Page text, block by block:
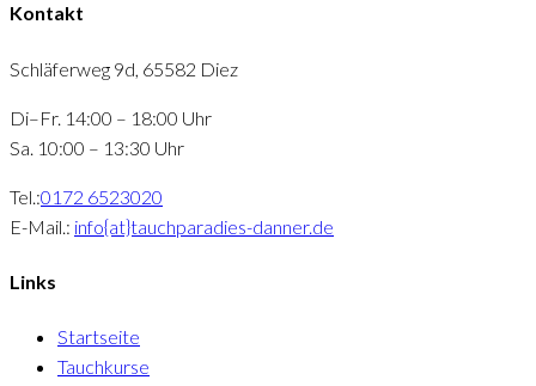
Kontakt
Schläferweg 9d, 65582 Diez
Di–Fr. 14:00 – 18:00 Uhr
Sa. 10:00 – 13:30 Uhr
Tel.:0172 6523020
E-Mail.: info{at}tauchparadies-danner.de
Links
Startseite
Tauchkurse